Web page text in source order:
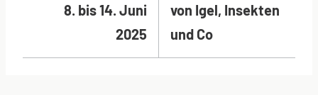
8. bis 14. Juni
2025
von Igel, Insekten
und Co